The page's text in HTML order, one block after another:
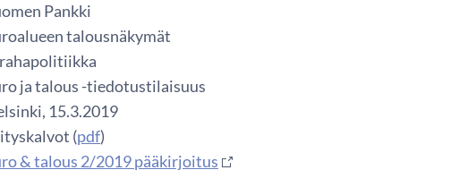
Pankki
talousnäkymät
ja talous -tiedotustilaisuus
15.3.2019
(pdf)
& talous 2/2019 pääkirjoitus